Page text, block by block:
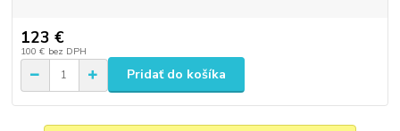
123 €
100 € bez DPH
Pridať do košíka